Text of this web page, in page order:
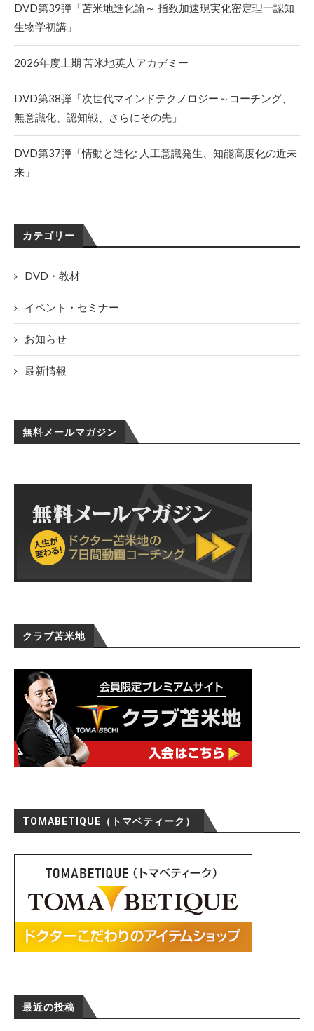
最近の投稿
DVD第39弾「苫米地進化論～ 指数加速現実化密定理一認知
生物学初講」
2026年度上期 苫米地英人アカデミー
DVD第38弾「次世代マインドテクノロジー～コーチング、
無意識化、認知戦、さらにその先」
DVD第37弾「情動と進化: 人工意識発生、知能高度化の近未
来」
カテゴリー
DVD・教材
イベント・セミナー
お知らせ
最新情報
無料メールマガジン
クラブ苫米地
TOMABETIQUE（トマベティーク）